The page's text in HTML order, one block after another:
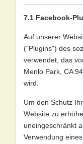
7.1 Facebook-
Auf unserer
("Plugins") des
verwendet, das
Menlo Park, CA
wird.
Um den Schutz
Website zu
uneingeschränkt
Verwendung